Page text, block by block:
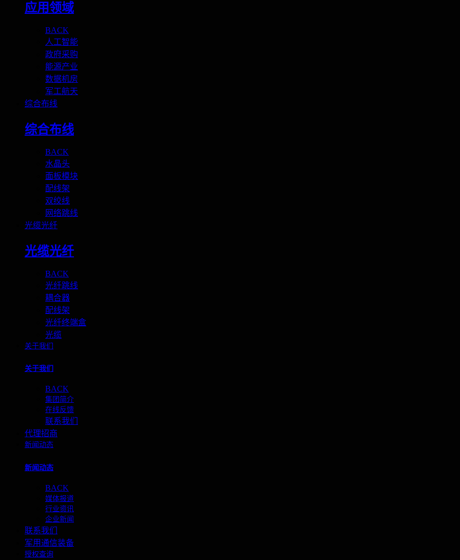
应用领域
BACK
人工智能
政府采购
能源产业
数据机房
军工航天
综合布线
综合布线
BACK
水晶头
面板模块
配线架
双绞线
网络跳线
光缆光纤
光缆光纤
BACK
光纤跳线
耦合器
配线架
光纤终端盒
光缆
关于我们
关于我们
BACK
集团简介
在线反馈
联系我们
代理招商
新闻动态
新闻动态
BACK
媒体报道
行业资讯
企业新闻
联系我们
军用通信装备
授权查询